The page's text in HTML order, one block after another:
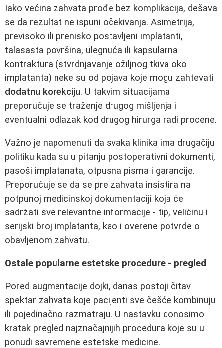
Iako većina zahvata prođe bez komplikacija, dešava
se da rezultat ne ispuni očekivanja. Asimetrija,
previsoko ili prenisko postavljeni implatanti,
talasasta površina, ulegnuća ili kapsularna
kontraktura (stvrdnjavanje ožiljnog tkiva oko
implatanta) neke su od pojava koje mogu zahtevati
dodatnu korekciju. U takvim situacijama
preporučuje se traženje drugog mišljenja i
eventualni odlazak kod drugog hirurga radi procene.
Važno je napomenuti da svaka klinika ima drugačiju
politiku kada su u pitanju postoperativni dokumenti,
pasoši implatanata, otpusna pisma i garancije.
Preporučuje se da se pre zahvata insistira na
potpunoj medicinskoj dokumentaciji koja će
sadržati sve relevantne informacije - tip, veličinu i
serijski broj implatanta, kao i overene potvrde o
obavljenom zahvatu.
Ostale popularne estetske procedure - pregled
Pored augmentacije dojki, danas postoji čitav
spektar zahvata koje pacijenti sve češće kombinuju
ili pojedinačno razmatraju. U nastavku donosimo
kratak pregled najznačajnijih procedura koje su u
ponudi savremene estetske medicine.